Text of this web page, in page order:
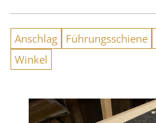
Anschlag Führungsschiene
Winkel